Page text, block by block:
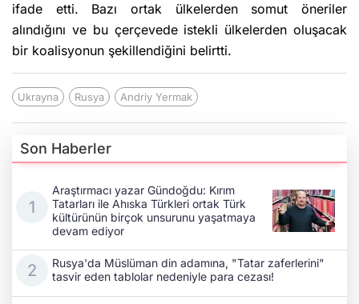
ifade etti. Bazı ortak ülkelerden somut öneriler
alındığını ve bu çerçevede istekli ülkelerden oluşacak
bir koalisyonun şekillendiğini belirtti.
Ukrayna Rusya Andriy Yermak
Son Haberler
Araştırmacı yazar Gündoğdu: Kırım
Tatarları ile Ahıska Türkleri ortak Türk
kültürünün birçok unsurunu yaşatmaya
devam ediyor
Rusya'da Müslüman din adamına, "Tatar zaferlerini"
tasvir eden tablolar nedeniyle para cezası!